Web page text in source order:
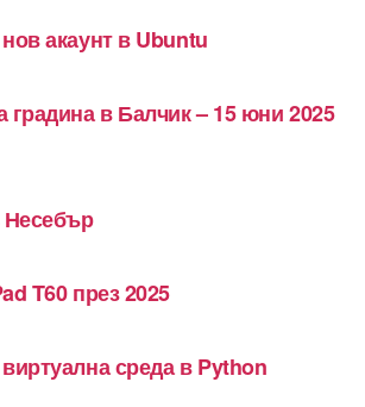
акаунт в Ubuntu
градина в Балчик – 15 юни 2025
Несебър
T60 през 2025
среда в Python